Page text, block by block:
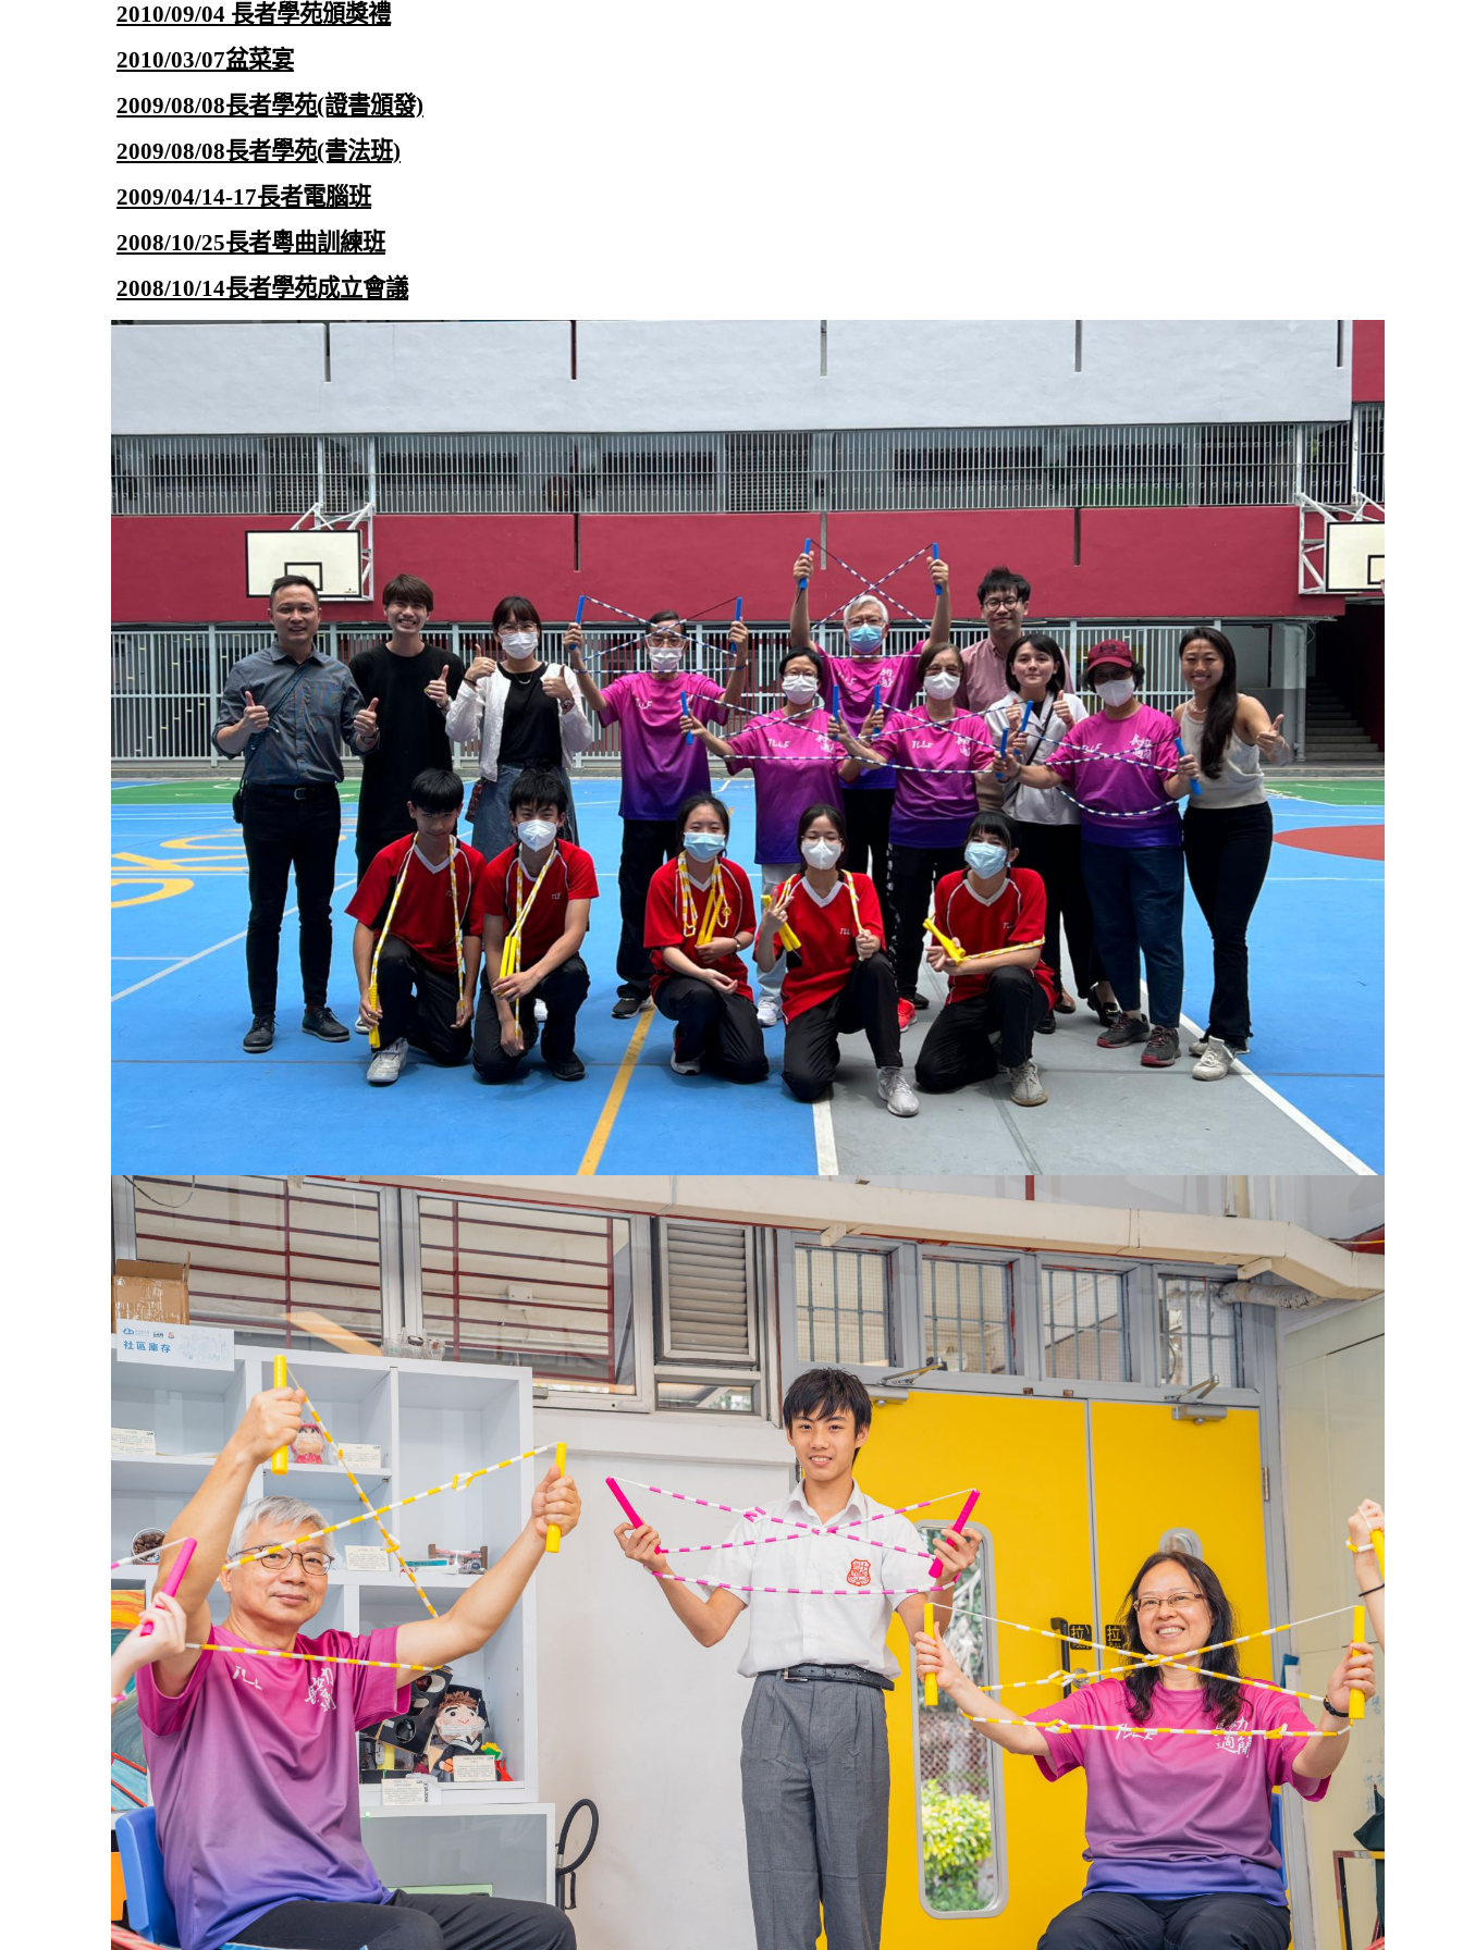
2010/09/04 長者學苑頒獎禮
2010/03/07盆菜宴
2009/08/08長者學苑(證書頒發)
2009/08/08長者學苑(書法班)
2009/04/14-17長者電腦班
2008/10/25長者粵曲訓練班
2008/10/14長者學苑成立會議